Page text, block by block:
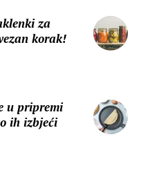
za
korak!
u pripremi
ih izbjeći